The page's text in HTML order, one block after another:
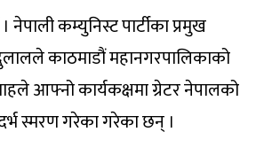
नेपाली कम्युनिस्ट पार्टीका प्रमुख
काठमाडौं महानगरपालिकाको
आफ्नो कार्यकक्षमा ग्रेटर नेपालको
स्मरण गरेका गरेका छन् ।